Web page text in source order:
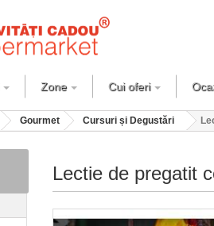
Zone Cui oferi
Gourmet Cursuri și Degustări
Lectie de pregatit